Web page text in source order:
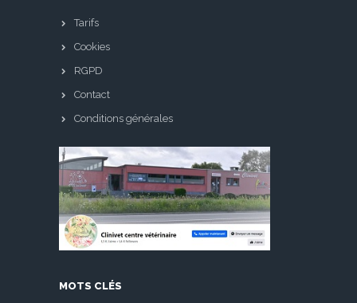
Tarifs
Cookies
RGPD
Contact
Conditions générales
MOTS CLÉS